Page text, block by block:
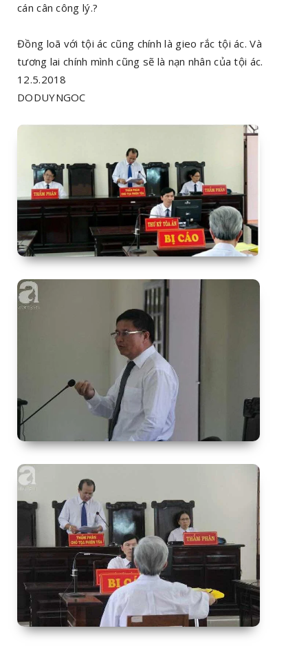
cán cân công lý.?
Đồng loã với tội ác cũng chính là gieo rắc tội ác. Và
tương lai chính mình cũng sẽ là nạn nhân của tội ác.
12.5.2018
DODUYNGOC